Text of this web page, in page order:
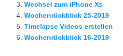
Wechsel zum iPhone Xs
Wochenrückblick 25-2019
Timelapse Videos erstellen
Wochenrückblick 16-2019